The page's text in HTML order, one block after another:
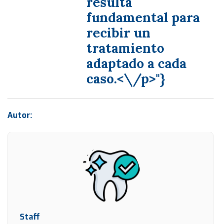
fundamental para
recibir un
tratamiento
adaptado a cada
caso.<\/p>"}
Autor:
Staff